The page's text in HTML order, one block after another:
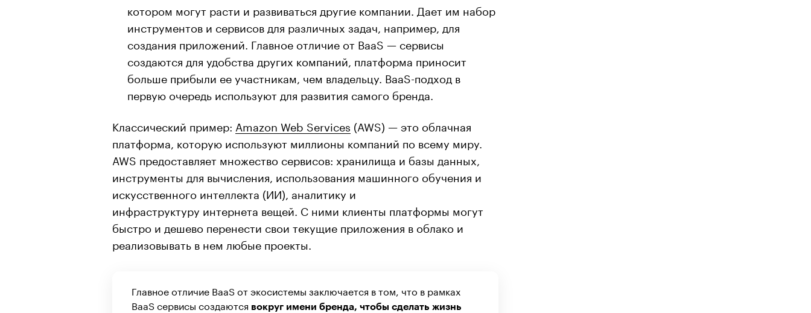
котором могут расти и развиваться другие компании. Дает им набор
инструментов и сервисов для различных задач, например, для
создания приложений. Главное отличие от BaaS — сервисы
создаются для удобства других компаний, платформа приносит
больше прибыли ее участникам, чем владельцу. BaaS-подход в
первую очередь используют для развития самого бренда.
Классический пример: Amazon Web Services (AWS) — это облачная
платформа, которую используют миллионы компаний по всему миру.
AWS предоставляет множество сервисов: хранилища и базы данных,
инструменты для вычисления, использования машинного обучения и
искусственного интеллекта (ИИ), аналитику и
инфраструктуру интернета вещей. С ними клиенты платформы могут
быстро и дешево перенести свои текущие приложения в облако и
реализовывать в нем любые проекты.
Главное отличие BaaS от экосистемы заключается в том, что в рамках
BaaS сервисы создаются вокруг имени бренда, чтобы сделать жизнь